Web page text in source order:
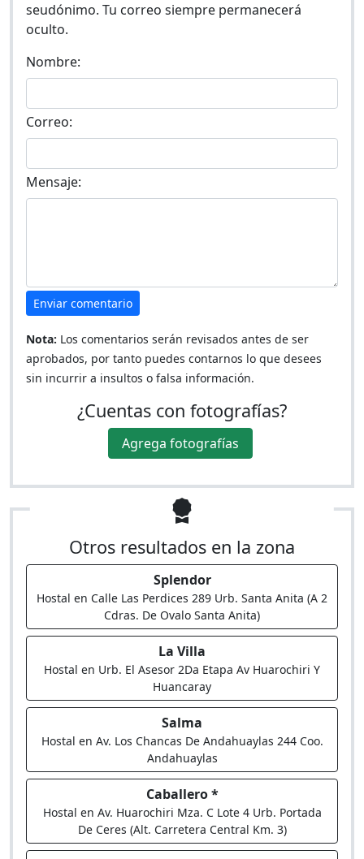
seudónimo. Tu correo siempre permanecerá
oculto.
Nombre:
Correo:
Mensaje:
Enviar comentario
Nota: Los comentarios serán revisados antes de ser
aprobados, por tanto puedes contarnos lo que desees
sin incurrir a insultos o falsa información.
¿Cuentas con fotografías?
Agrega fotografías
Otros resultados en la zona
Splendor
Hostal en Calle Las Perdices 289 Urb. Santa Anita (A 2
Cdras. De Ovalo Santa Anita)
La Villa
Hostal en Urb. El Asesor 2Da Etapa Av Huarochiri Y
Huancaray
Salma
Hostal en Av. Los Chancas De Andahuaylas 244 Coo.
Andahuaylas
Caballero *
Hostal en Av. Huarochiri Mza. C Lote 4 Urb. Portada
De Ceres (Alt. Carretera Central Km. 3)